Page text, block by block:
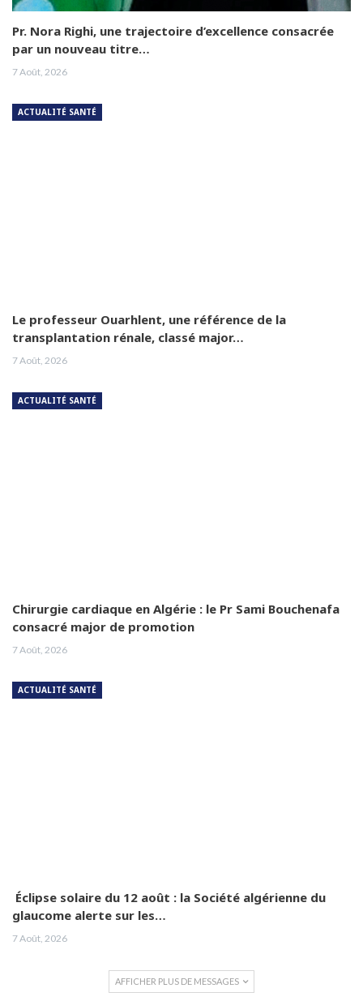
Pr. Nora Righi, une trajectoire d’excellence consacrée
par un nouveau titre…
7 Août, 2026
ACTUALITÉ SANTÉ
Le professeur Ouarhlent, une référence de la
transplantation rénale, classé major…
7 Août, 2026
ACTUALITÉ SANTÉ
Chirurgie cardiaque en Algérie : le Pr Sami Bouchenafa
consacré major de promotion
7 Août, 2026
ACTUALITÉ SANTÉ
Éclipse solaire du 12 août : la Société algérienne du
glaucome alerte sur les…
7 Août, 2026
AFFICHER PLUS DE MESSAGES